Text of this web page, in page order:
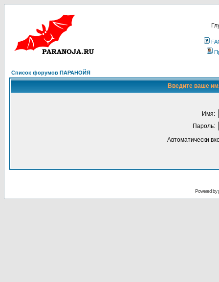
Список форумов ПАРАНОЙЯ
Введите ваше
Имя:
Пароль:
Автоматически
Powered by